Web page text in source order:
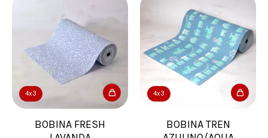
4x3
BOBINA FRESH
4x3
BOBINA TREN